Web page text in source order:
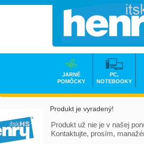
Produkt je vyradený!
Produkt už nie je v našej
Kontaktujte, prosím,
JARNÉ
POMÔCKY
PC,
NOTEBOOKY